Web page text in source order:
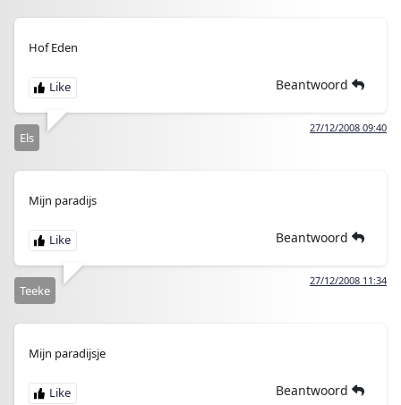
Hof Eden
Beantwoord
27/12/2008 09:40
Els
Mijn paradijs
Beantwoord
27/12/2008 11:34
Teeke
Mijn paradijsje
Beantwoord